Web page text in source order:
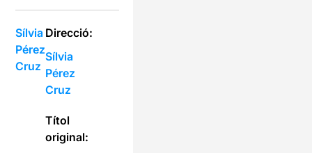
Sílvia
Pérez
Cruz
Direcció:
Sílvia
Pérez
Cruz
Títol
original: